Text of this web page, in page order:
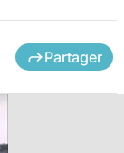
Partager